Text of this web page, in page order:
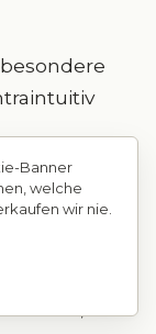
Gas,
ab.
Ein
von
Banner
welche
wir nie.